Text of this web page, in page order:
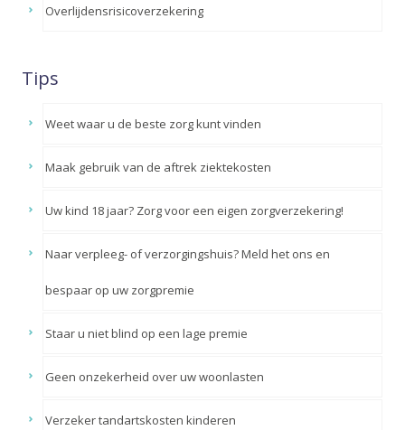
Overlijdensrisicoverzekering
Tips
Weet waar u de beste zorg kunt vinden
Maak gebruik van de aftrek ziektekosten
Uw kind 18 jaar? Zorg voor een eigen zorgverzekering!
Naar verpleeg- of verzorgingshuis? Meld het ons en
bespaar op uw zorgpremie
Staar u niet blind op een lage premie
Geen onzekerheid over uw woonlasten
Verzeker tandartskosten kinderen